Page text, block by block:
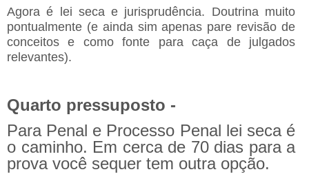
Agora é lei seca e jurisprudência. Doutrina muito
pontualmente (e ainda sim apenas pare revisão de
conceitos e como fonte para caça de julgados
relevantes).
Quarto pressuposto -
Para Penal e Processo Penal lei seca é
o caminho. Em cerca de 70 dias para a
prova você sequer tem outra opção.